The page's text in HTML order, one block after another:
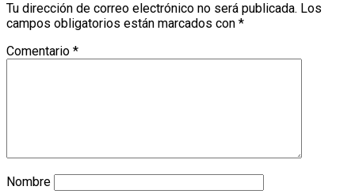
Tu dirección de correo electrónico no será publicada. Los
campos obligatorios están marcados con *
Comentario *
Nombre